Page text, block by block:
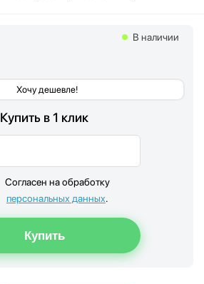
Хочу дешевле!
В наличии
Купить в 1 клик
Согласен на обработку
персональных данных.